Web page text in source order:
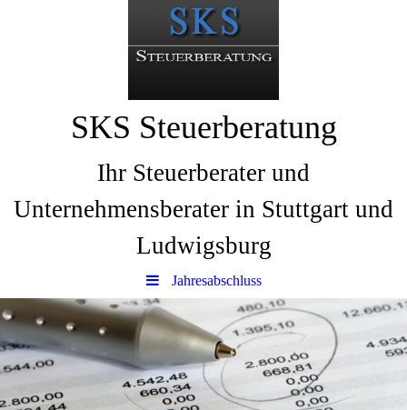
SKS Steuerberatung
Ihr Steuerberater und
Unternehmensberater in Stuttgart und
Ludwigsburg
Jahresabschluss